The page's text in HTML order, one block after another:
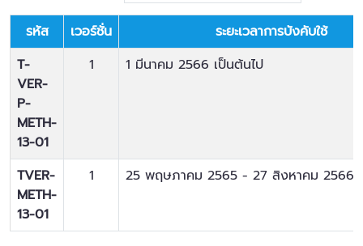
รหัส เวอร์ชั่น
ระยะเวลาการบังคับใช้
T-
VER-
P-
METH-
13-01
1 1 มีนาคม 2566 เป็นต้นไป
TVER-
METH-
13-01
1 25 พฤษภาคม 2565 - 27 สิงหาคม 2566